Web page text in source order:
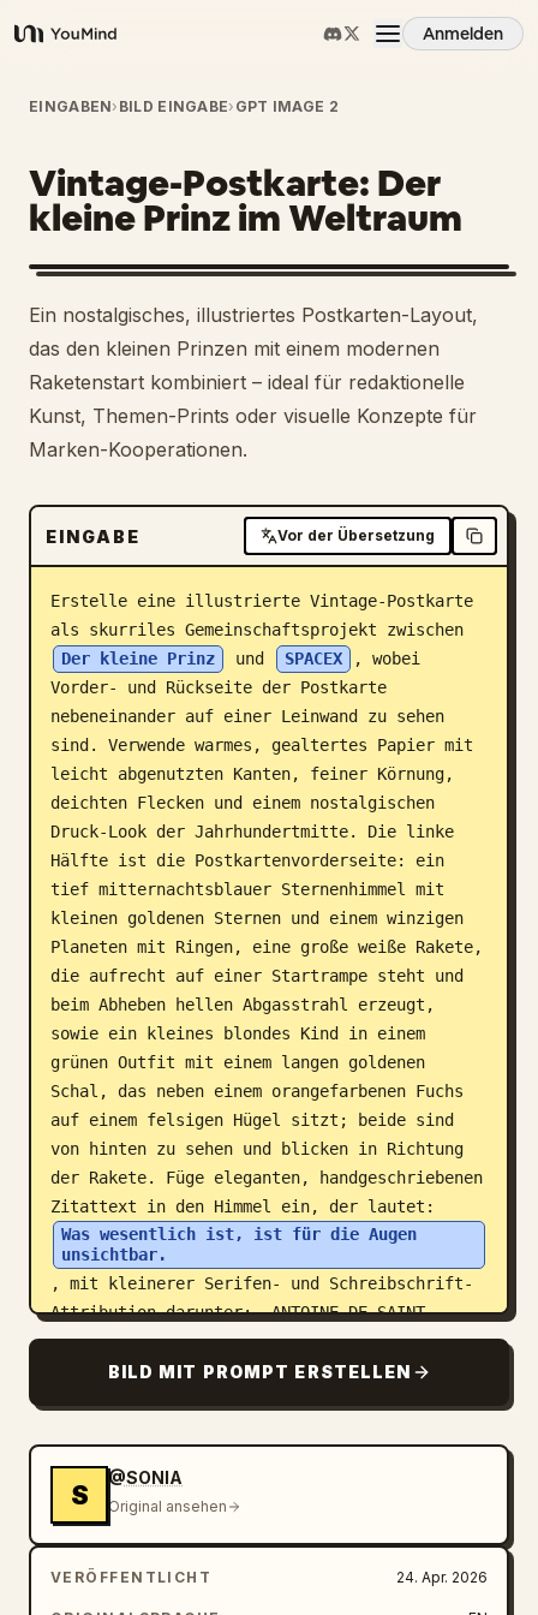
YouMind
Anmelden
Übersicht
Anwendungsfälle
Fähigkeiten
Prompts
Preise
Blog
Updates
EINGABEN› BILD EINGABE› GPT IMAGE 2
Vintage-Postkarte: Der
kleine Prinz im Weltraum
Ein nostalgisches, illustriertes Postkarten-Layout,
das den kleinen Prinzen mit einem modernen
Raketenstart kombiniert – ideal für redaktionelle
Kunst, Themen-Prints oder visuelle Konzepte für
Marken-Kooperationen.
EINGABE Vor der Übersetzung
Erstelle eine illustrierte Vintage-Postkarte
als skurriles Gemeinschaftsprojekt zwischen
Der kleine Prinz
und SPACEX
, wobei
Vorder- und Rückseite der Postkarte
nebeneinander auf einer Leinwand zu sehen
sind. Verwende warmes, gealtertes Papier mit
leicht abgenutzten Kanten, feiner Körnung,
deichten Flecken und einem nostalgischen
Druck-Look der Jahrhundertmitte. Die linke
Hälfte ist die Postkartenvorderseite: ein
tief mitternachtsblauer Sternenhimmel mit
kleinen goldenen Sternen und einem winzigen
Planeten mit Ringen, eine große weiße Rakete,
die aufrecht auf einer Startrampe steht und
beim Abheben hellen Abgasstrahl erzeugt,
sowie ein kleines blondes Kind in einem
grünen Outfit mit einem langen goldenen
Schal, das neben einem orangefarbenen Fuchs
auf einem felsigen Hügel sitzt; beide sind
von hinten zu sehen und blicken in Richtung
der Rakete. Füge eleganten, handgeschriebenen
Zitattext in den Himmel ein, der lautet:
Was wesentlich ist, ist für die Augen
unsichtbar.
, mit kleinerer Serifen- und Schreibschrift-
Attribution darunter: „ANTOINE DE SAINT-
EXUPÉRY“ und „Der kleine Prinz“. Füge am
unteren Rand des linken Panels zwei
Großbuchstaben auf der rechten Seite,
getrennt durch einen kleinen goldenen Stern
und eine dünne Trennlinie. Füge darunter den
Slogan in gesperrten Kapitälchen hinzu:
BILD MIT PROMPT ERSTELLEN
S
@SONIA
Original ansehen
VERÖFFENTLICHT 24. Apr. 2026